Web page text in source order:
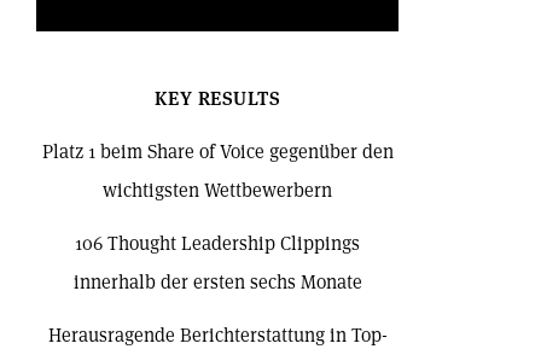
KEY RESULTS
Platz 1 beim Share of Voice gegenüber den
wichtigsten Wettbewerbern
106 Thought Leadership Clippings
innerhalb der ersten sechs Monate
Herausragende Berichterstattung in Top-